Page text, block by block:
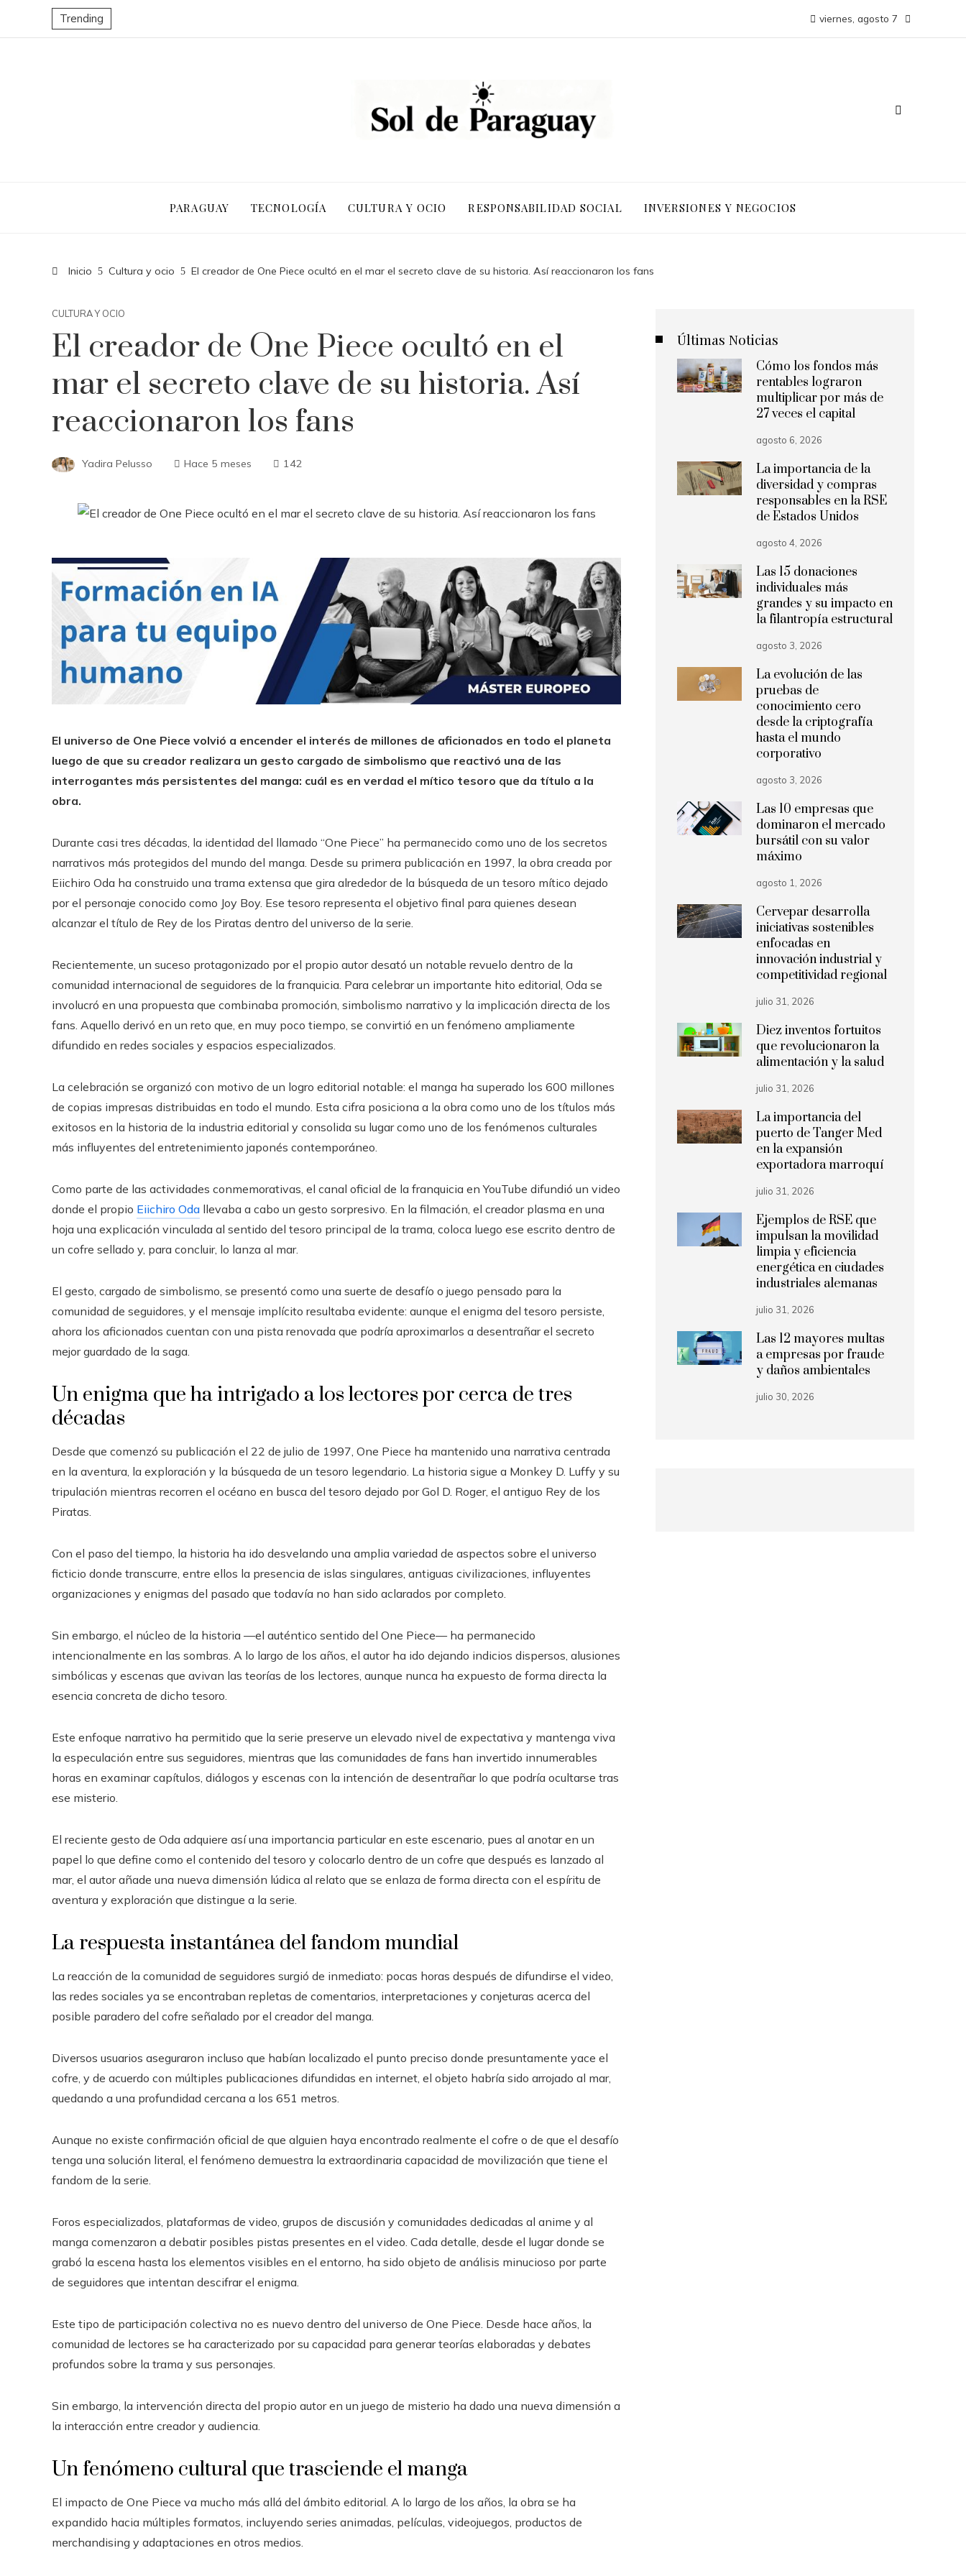
Trending viernes, agosto 7
PARAGUAY TECNOLOGÍA CULTURA Y OCIO RESPONSABILIDAD SOCIAL INVERSIONES Y NEGOCIOS
Inicio Cultura y ocio El creador de One Piece ocultó en el mar el secreto clave de su historia. Así reaccionaron los fans
CULTURA Y OCIO
El creador de One Piece ocultó en el
mar el secreto clave de su historia. Así
reaccionaron los fans
Yadira Pelusso Hace 5 meses 142
El universo de One Piece volvió a encender el interés de millones de aficionados en todo el planeta
luego de que su creador realizara un gesto cargado de simbolismo que reactivó una de las
interrogantes más persistentes del manga: cuál es en verdad el mítico tesoro que da título a la
obra.
Durante casi tres décadas, la identidad del llamado “One Piece” ha permanecido como uno de los secretos
narrativos más protegidos del mundo del manga. Desde su primera publicación en 1997, la obra creada por
Eiichiro Oda ha construido una trama extensa que gira alrededor de la búsqueda de un tesoro mítico dejado
por el personaje conocido como Joy Boy. Ese tesoro representa el objetivo final para quienes desean
alcanzar el título de Rey de los Piratas dentro del universo de la serie.
Recientemente, un suceso protagonizado por el propio autor desató un notable revuelo dentro de la
comunidad internacional de seguidores de la franquicia. Para celebrar un importante hito editorial, Oda se
involucró en una propuesta que combinaba promoción, simbolismo narrativo y la implicación directa de los
fans. Aquello derivó en un reto que, en muy poco tiempo, se convirtió en un fenómeno ampliamente
difundido en redes sociales y espacios especializados.
La celebración se organizó con motivo de un logro editorial notable: el manga ha superado los 600 millones
de copias impresas distribuidas en todo el mundo. Esta cifra posiciona a la obra como uno de los títulos más
exitosos en la historia de la industria editorial y consolida su lugar como uno de los fenómenos culturales
más influyentes del entretenimiento japonés contemporáneo.
Como parte de las actividades conmemorativas, el canal oficial de la franquicia en YouTube difundió un video
donde el propio Eiichiro Oda llevaba a cabo un gesto sorpresivo. En la filmación, el creador plasma en una
hoja una explicación vinculada al sentido del tesoro principal de la trama, coloca luego ese escrito dentro de
un cofre sellado y, para concluir, lo lanza al mar.
El gesto, cargado de simbolismo, se presentó como una suerte de desafío o juego pensado para la
comunidad de seguidores, y el mensaje implícito resultaba evidente: aunque el enigma del tesoro persiste,
ahora los aficionados cuentan con una pista renovada que podría aproximarlos a desentrañar el secreto
mejor guardado de la saga.
Un enigma que ha intrigado a los lectores por cerca de tres
décadas
Desde que comenzó su publicación el 22 de julio de 1997, One Piece ha mantenido una narrativa centrada
en la aventura, la exploración y la búsqueda de un tesoro legendario. La historia sigue a Monkey D. Luffy y su
tripulación mientras recorren el océano en busca del tesoro dejado por Gol D. Roger, el antiguo Rey de los
Piratas.
Con el paso del tiempo, la historia ha ido desvelando una amplia variedad de aspectos sobre el universo
ficticio donde transcurre, entre ellos la presencia de islas singulares, antiguas civilizaciones, influyentes
organizaciones y enigmas del pasado que todavía no han sido aclarados por completo.
Sin embargo, el núcleo de la historia —el auténtico sentido del One Piece— ha permanecido
intencionalmente en las sombras. A lo largo de los años, el autor ha ido dejando indicios dispersos, alusiones
simbólicas y escenas que avivan las teorías de los lectores, aunque nunca ha expuesto de forma directa la
esencia concreta de dicho tesoro.
Este enfoque narrativo ha permitido que la serie preserve un elevado nivel de expectativa y mantenga viva
la especulación entre sus seguidores, mientras que las comunidades de fans han invertido innumerables
horas en examinar capítulos, diálogos y escenas con la intención de desentrañar lo que podría ocultarse tras
ese misterio.
El reciente gesto de Oda adquiere así una importancia particular en este escenario, pues al anotar en un
papel lo que define como el contenido del tesoro y colocarlo dentro de un cofre que después es lanzado al
mar, el autor añade una nueva dimensión lúdica al relato que se enlaza de forma directa con el espíritu de
aventura y exploración que distingue a la serie.
La respuesta instantánea del fandom mundial
La reacción de la comunidad de seguidores surgió de inmediato: pocas horas después de difundirse el video,
las redes sociales ya se encontraban repletas de comentarios, interpretaciones y conjeturas acerca del
posible paradero del cofre señalado por el creador del manga.
Diversos usuarios aseguraron incluso que habían localizado el punto preciso donde presuntamente yace el
cofre, y de acuerdo con múltiples publicaciones difundidas en internet, el objeto habría sido arrojado al mar,
quedando a una profundidad cercana a los 651 metros.
Aunque no existe confirmación oficial de que alguien haya encontrado realmente el cofre o de que el desafío
tenga una solución literal, el fenómeno demuestra la extraordinaria capacidad de movilización que tiene el
fandom de la serie.
Foros especializados, plataformas de video, grupos de discusión y comunidades dedicadas al anime y al
manga comenzaron a debatir posibles pistas presentes en el video. Cada detalle, desde el lugar donde se
grabó la escena hasta los elementos visibles en el entorno, ha sido objeto de análisis minucioso por parte
de seguidores que intentan descifrar el enigma.
Este tipo de participación colectiva no es nuevo dentro del universo de One Piece. Desde hace años, la
comunidad de lectores se ha caracterizado por su capacidad para generar teorías elaboradas y debates
profundos sobre la trama y sus personajes.
Sin embargo, la intervención directa del propio autor en un juego de misterio ha dado una nueva dimensión a
la interacción entre creador y audiencia.
Un fenómeno cultural que trasciende el manga
El impacto de One Piece va mucho más allá del ámbito editorial. A lo largo de los años, la obra se ha
expandido hacia múltiples formatos, incluyendo series animadas, películas, videojuegos, productos de
merchandising y adaptaciones en otros medios.
Últimas Noticias
Cómo los fondos más
rentables lograron
multiplicar por más de
27 veces el capital
agosto 6, 2026
La importancia de la
diversidad y compras
responsables en la RSE
de Estados Unidos
agosto 4, 2026
Las 15 donaciones
individuales más
grandes y su impacto en
la filantropía estructural
agosto 3, 2026
La evolución de las
pruebas de
conocimiento cero
desde la criptografía
hasta el mundo
corporativo
agosto 3, 2026
Las 10 empresas que
dominaron el mercado
bursátil con su valor
máximo
agosto 1, 2026
Cervepar desarrolla
iniciativas sostenibles
enfocadas en
innovación industrial y
competitividad regional
julio 31, 2026
Diez inventos fortuitos
que revolucionaron la
alimentación y la salud
julio 31, 2026
La importancia del
puerto de Tanger Med
en la expansión
exportadora marroquí
julio 31, 2026
Ejemplos de RSE que
impulsan la movilidad
limpia y eficiencia
energética en ciudades
industriales alemanas
julio 31, 2026
Las 12 mayores multas
a empresas por fraude
y daños ambientales
julio 30, 2026